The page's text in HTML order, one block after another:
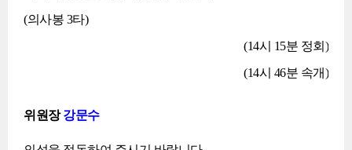
(의사봉 3타)
(14시 15분 정회)
(14시 46분 속개)
위원장강문수